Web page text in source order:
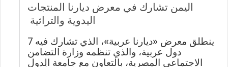
اليمن تشارك في معرض ديارنا المنتجات
اليدوية والتراثية
ينطلق معرض «ديارنا عربية»، الذي تشارك فيه 7
دول عربية، والذي تنظمه وزارة التضامن
الاجتماعي المصرية، بالتعاون مع جامعة الدول